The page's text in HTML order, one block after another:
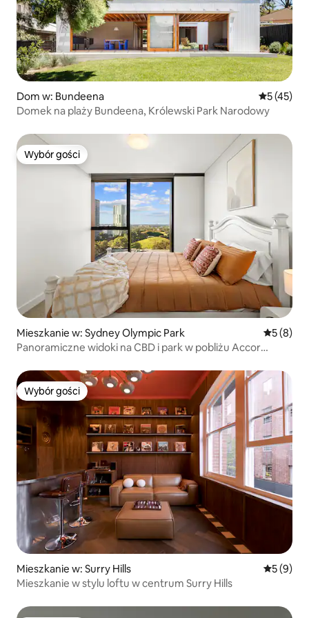
Dom w: Bundeena Średnia
5 (45)
Domek na plaży Bundeena, Królewski Park Narodowy
Wybór gości
Wybór gości
Mieszkanie w: Sydney Olympic Park Średnia
5 (8)
Panoramiczne widoki na CBD i park w pobliżu Accor
Wybór gości
Wybór gości
Mieszkanie w: Surry Hills Średnia
5 (9)
Mieszkanie w stylu loftu w centrum Surry Hills